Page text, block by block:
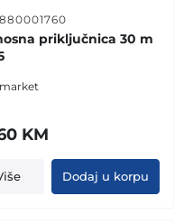
priključnica 30 m
KM
Dodaj u korpu